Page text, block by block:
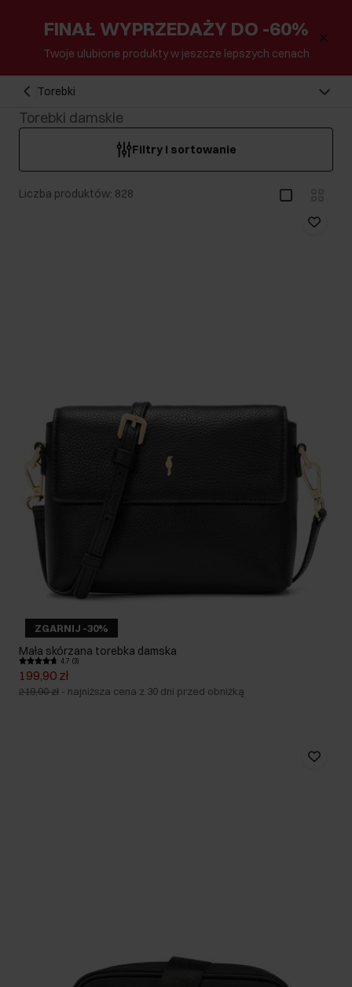
FINAŁ WYPRZEDAŻY DO -60%
Twoje ulubione produkty w jeszcze lepszych cenach
Torebki
Torebki damskie
Filtry i sortowanie
Liczba produktów: 828
ZGARNIJ -30%
Mała skórzana torebka damska
4.7 (3)
199,90 zł
219,90 zł - najniższa cena z 30 dni przed obniżką